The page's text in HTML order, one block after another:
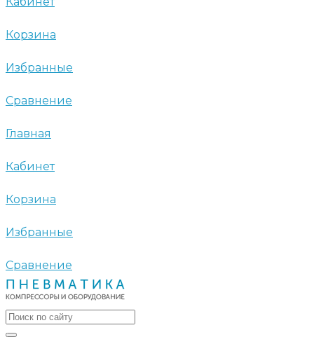
Корзина
Избранные
Сравнение
Главная
Кабинет
Корзина
Избранные
Сравнение